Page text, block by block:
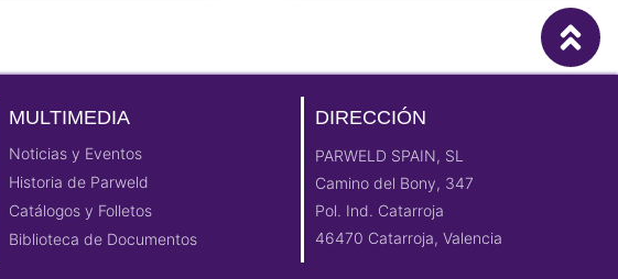
MULTIMEDIA
Noticias y Eventos
Historia de Parweld
Catálogos y Folletos
Biblioteca de Documentos
DIRECCIÓN
PARWELD SPAIN, SL
Camino del Bony, 347
Pol. Ind. Catarroja
46470 Catarroja, Valencia